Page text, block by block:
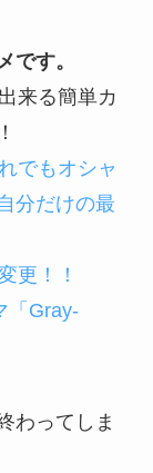
です。
来る簡単カ
でもオシャ
分だけの最
更！！
「Gray-
わってしま